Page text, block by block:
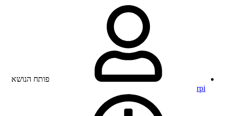
פותח הנושא
rpi